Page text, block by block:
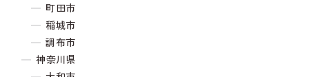
町田市
稲城市
調布市
神奈川県